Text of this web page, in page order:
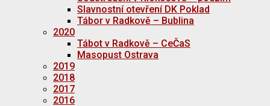
Slavnostní otevření DK Poklad
Tábor v Radkově – Bublina
2020
Tábot v Radkově – CeČaS
Masopust Ostrava
2019
2018
2017
2016